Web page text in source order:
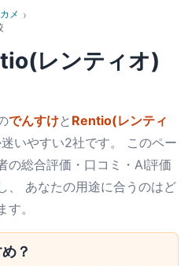
メ ›
レンティオ)
でんすけと Rentio(レンティ
いやすい2社です。 このペー
の総合評価・口コミ・AI評価
、 あなたの用途に合うのはど
。
？